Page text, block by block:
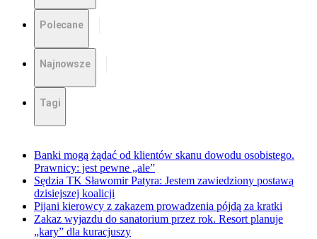
Polecane
Najnowsze
Tagi
Banki mogą żądać od klientów skanu dowodu osobistego.
Prawnicy: jest pewne „ale”
Sędzia TK Sławomir Patyra: Jestem zawiedziony postawą
dzisiejszej koalicji
Pijani kierowcy z zakazem prowadzenia pójdą za kratki
Zakaz wyjazdu do sanatorium przez rok. Resort planuje
„kary” dla kuracjuszy